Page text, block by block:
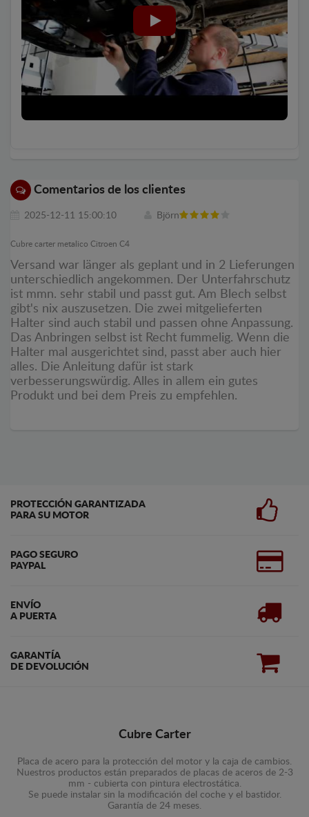
Comentarios de los clientes
2025-12-11 15:00:10 Björn
Cubre carter metalico Citroen C4
Versand war länger als geplant und in 2 Lieferungen
unterschiedlich angekommen. Der Unterfahrschutz
ist mmn. sehr stabil und passt gut. Am Blech selbst
gibt's nix auszusetzen. Die zwei mitgelieferten
Halter sind auch stabil und passen ohne Anpassung.
Das Anbringen selbst ist Recht fummelig. Wenn die
Halter mal ausgerichtet sind, passt aber auch hier
alles. Die Anleitung dafür ist stark
verbesserungswürdig. Alles in allem ein gutes
Produkt und bei dem Preis zu empfehlen.
PROTECCIÓN GARANTIZADA
PARA SU MOTOR
PAGO SEGURO
PAYPAL
ENVÍO
A PUERTA
GARANTÍA
DE DEVOLUCIÓN
Cubre Carter
Placa de acero para la protección del motor y la caja de cambios.
Nuestros productos están preparados de placas de aceros de 2-3
mm - cubierta con pintura electrostática.
Se puede instalar sin la modificación del coche y el bastidor.
Garantía de 24 meses.